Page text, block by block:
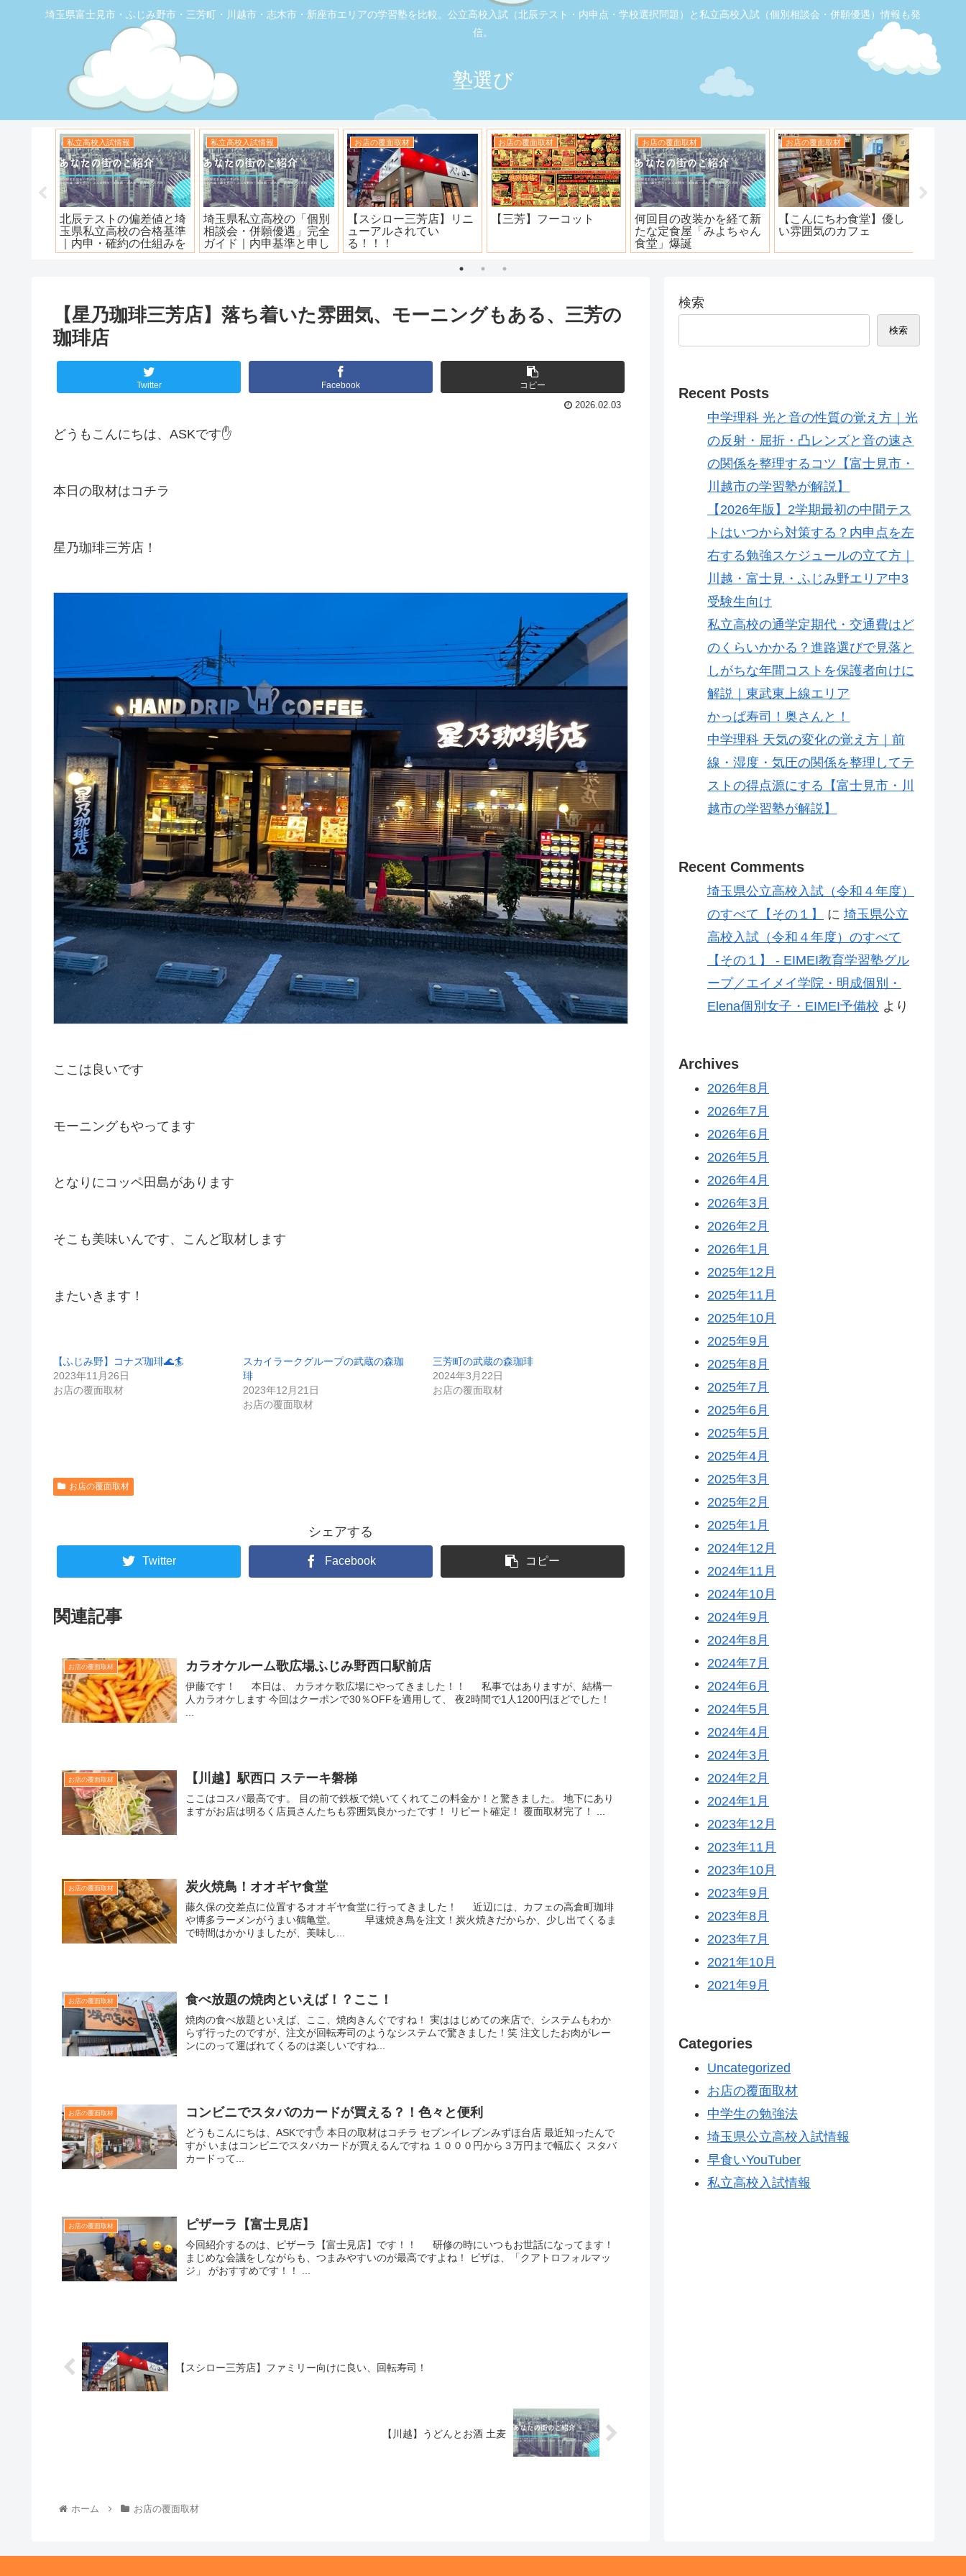
埼玉県富士見市・ふじみ野市・三芳町・川越市・志木市・新座市エリアの学習塾を比較。公立高校入試（北辰テスト・内申点・学校選択問題）と私立高校入試（個別相談会・併願優遇）情報も発
信。
塾選び
お店の覆面取材
【トナリエふじみ野】ワ
ンダーステーキ🥩😋
お店の覆面取材
【新座】日曜ロピア寿司
お店の覆面取材
大衆焼肉ホール ニュー宝
島
お店の覆面取材
地元本格寿司屋。おり
お店の覆面取材
【ふじみ野】素敵なステ
ーキ！ワンダーステー
キ！
お店の覆面取材
ハンバーグ工房 川越新河
岸店
【星乃珈琲三芳店】落ち着いた雰囲気、モーニングもある、三芳の
珈琲店
Twitter Facebook コピー
2026.02.03
どうもこんにちは、ASKです✋️
本日の取材はコチラ
星乃珈琲三芳店！
ここは良いです
モーニングもやってます
となりにコッペ田島があります
そこも美味いんです、こんど取材します
またいきます！
【ふじみ野】コナズ珈琲🌊🏄
2023年11月26日
お店の覆面取材
スカイラークグループの武蔵の森珈
琲
2023年12月21日
お店の覆面取材
三芳町の武蔵の森珈琲
2024年3月22日
お店の覆面取材
お店の覆面取材
シェアする
Twitter Facebook コピー
関連記事
お店の覆面取材 カラオケルーム歌広場ふじみ野西口駅前店
伊藤です！ 本日は、 カラオケ歌広場にやってきました！！ 私事ではありますが、結構一
人カラオケします 今回はクーポンで30％OFFを適用して、 夜2時間で1人1200円ほどでした！
お店の覆面取材 【川越】駅西口 ステーキ磐梯
ここはコスパ最高です。 目の前で鉄板で焼いてくれてこの料金か！と驚きました。 地下にあり
ますがお店は明るく店員さんたちも雰囲気良かったです！ リピート確定！ 覆面取材完了！ ...
お店の覆面取材 炭火焼鳥！オオギヤ食堂
藤久保の交差点に位置するオオギヤ食堂に行ってきました！ 近辺には、カフェの高倉町珈琲
や博多ラーメンがうまい鶴亀堂。 早速焼き鳥を注文！炭火焼きだからか、少し出てくるま
で時間はかかりましたが、美味し...
お店の覆面取材 食べ放題の焼肉といえば！？ここ！
焼肉の食べ放題といえば、ここ、焼肉きんぐですね！ 実ははじめての来店で、システムもわか
らず行ったのですが、注文が回転寿司のようなシステムで驚きました！笑 注文したお肉がレー
ンにのって運ばれてくるのは楽しいですね...
お店の覆面取材 コンビニでスタバのカードが買える？！色々と便利
どうもこんにちは、ASKです✋️ 本日の取材はコチラ セブンイレブンみずほ台店 最近知ったんで
すが いまはコンビニでスタバカードが買えるんですね １０００円から３万円まで幅広く スタバ
カードって...
お店の覆面取材 ピザーラ【富士見店】
今回紹介するのは、ピザーラ【富士見店】です！！ 研修の時にいつもお世話になってます！
まじめな会議をしながらも、つまみやすいのが最高ですよね！ ピザは、「クアトロフォルマッ
ジ」 がおすすめです！！ ...
【スシロー三芳店】ファミリー向けに良い、回転寿司！
【川越】うどんとお酒 土麦
ホーム お店の覆面取材
検索
検索
Recent Posts
中学理科 光と音の性質の覚え方｜光
の反射・屈折・凸レンズと音の速さ
の関係を整理するコツ【富士見市・
川越市の学習塾が解説】
【2026年版】2学期最初の中間テス
トはいつから対策する？内申点を左
右する勉強スケジュールの立て方｜
川越・富士見・ふじみ野エリア中3
受験生向け
私立高校の通学定期代・交通費はど
のくらいかかる？進路選びで見落と
しがちな年間コストを保護者向けに
解説｜東武東上線エリア
かっぱ寿司！奥さんと！
中学理科 天気の変化の覚え方｜前
線・湿度・気圧の関係を整理してテ
ストの得点源にする【富士見市・川
越市の学習塾が解説】
Recent Comments
埼玉県公立高校入試（令和４年度）
のすべて【その１】
に 埼玉県公立
高校入試（令和４年度）のすべて
【その１】 - EIMEI教育学習塾グル
ープ／エイメイ学院・明成個別・
Elena個別女子・EIMEI予備校 より
Archives
2026年8月
2026年7月
2026年6月
2026年5月
2026年4月
2026年3月
2026年2月
2026年1月
2025年12月
2025年11月
2025年10月
2025年9月
2025年8月
2025年7月
2025年6月
2025年5月
2025年4月
2025年3月
2025年2月
2025年1月
2024年12月
2024年11月
2024年10月
2024年9月
2024年8月
2024年7月
2024年6月
2024年5月
2024年4月
2024年3月
2024年2月
2024年1月
2023年12月
2023年11月
2023年10月
2023年9月
2023年8月
2023年7月
2021年10月
2021年9月
Categories
Uncategorized
お店の覆面取材
中学生の勉強法
埼玉県公立高校入試情報
早食いYouTuber
私立高校入試情報